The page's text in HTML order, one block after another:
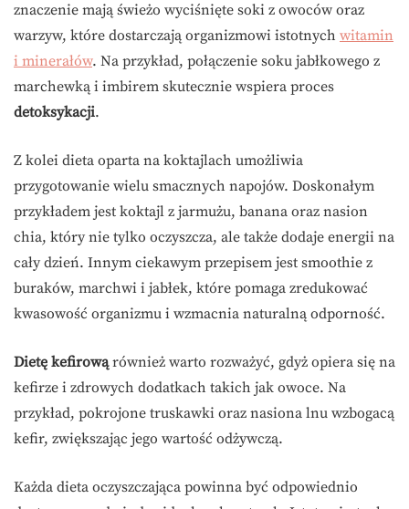
znaczenie mają świeżo wyciśnięte soki z owoców oraz
warzyw, które dostarczają organizmowi istotnych witamin
i minerałów. Na przykład, połączenie soku jabłkowego z
marchewką i imbirem skutecznie wspiera proces
detoksykacji.
Z kolei dieta oparta na koktajlach umożliwia
przygotowanie wielu smacznych napojów. Doskonałym
przykładem jest koktajl z jarmużu, banana oraz nasion
chia, który nie tylko oczyszcza, ale także dodaje energii na
cały dzień. Innym ciekawym przepisem jest smoothie z
buraków, marchwi i jabłek, które pomaga zredukować
kwasowość organizmu i wzmacnia naturalną odporność.
Dietę kefirowąrównież warto rozważyć, gdyż opiera się na
kefirze i zdrowych dodatkach takich jak owoce. Na
przykład, pokrojone truskawki oraz nasiona lnu wzbogacą
kefir, zwiększając jego wartość odżywczą.
Każda dieta oczyszczająca powinna być odpowiednio